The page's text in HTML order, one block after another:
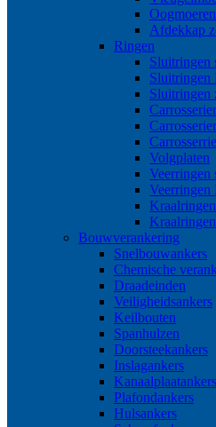
Oogmoeren
Afdekkap
Ringen
Sluitringen
Sluitringen
Sluitringen
Volgplaten
Veerringen
Veerringen
Bouwverankering
Snelbouwankers
Chemische
Draadeinden
Veiligheidsankers
Keilbouten
Spanhulzen
Doorsteekankers
Inslagankers
Kanaalplaatankers
Plafondankers
Hulsankers